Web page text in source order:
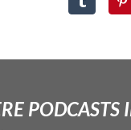
PODCASTS